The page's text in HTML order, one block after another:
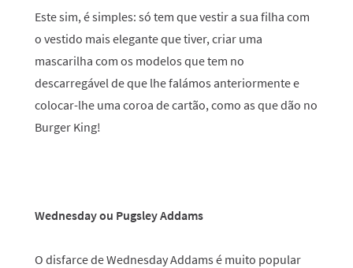
Este sim, é simples: só tem que vestir a sua filha com
o vestido mais elegante que tiver, criar uma
mascarilha com os modelos que tem no
descarregável de que lhe falámos anteriormente e
colocar-lhe uma coroa de cartão, como as que dão no
Burger King!
Wednesday ou Pugsley Addams
O disfarce de Wednesday Addams é muito popular